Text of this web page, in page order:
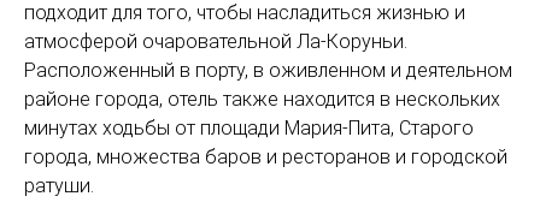
подходит для того, чтобы насладиться жизнью и
атмосферой очаровательной Ла-Коруньи.
Расположенный в порту, в оживленном и деятельном
районе города, отель также находится в нескольких
минутах ходьбы от площади Мария-Пита, Старого
города, множества баров и ресторанов и городской
ратуши.